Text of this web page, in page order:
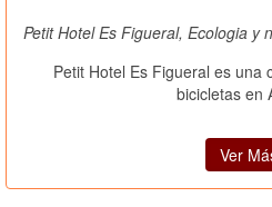
Petit Hotel Es Figueral, Ecologia y
Petit Hotel Es Figueral es una
bicicletas en
Ver